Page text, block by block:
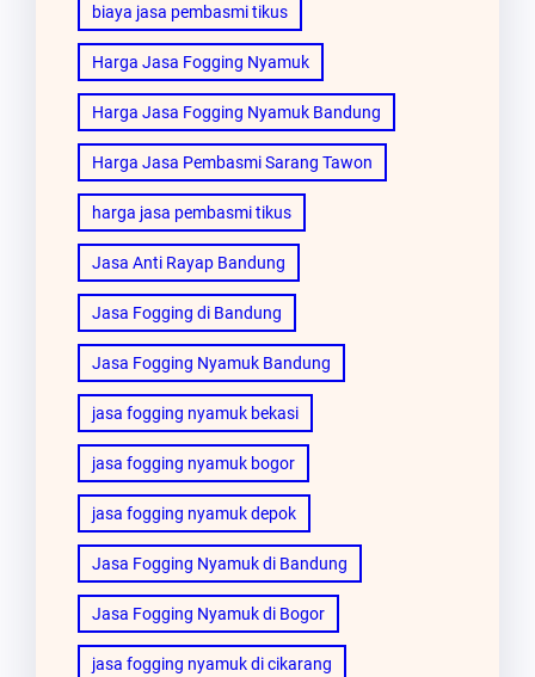
biaya jasa pembasmi tikus
Harga Jasa Fogging Nyamuk
Harga Jasa Fogging Nyamuk Bandung
Harga Jasa Pembasmi Sarang Tawon
harga jasa pembasmi tikus
Jasa Anti Rayap Bandung
Jasa Fogging di Bandung
Jasa Fogging Nyamuk Bandung
jasa fogging nyamuk bekasi
jasa fogging nyamuk bogor
jasa fogging nyamuk depok
Jasa Fogging Nyamuk di Bandung
Jasa Fogging Nyamuk di Bogor
jasa fogging nyamuk di cikarang